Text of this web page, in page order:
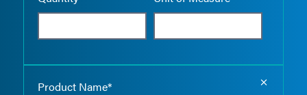
Product Name*